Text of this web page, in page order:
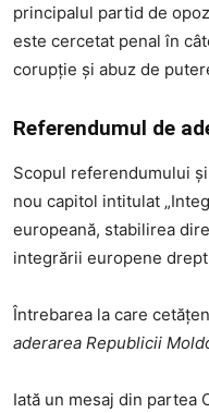
principalul partid de
este cercetat penal în
corupție și abuz de
Referendumul de
Scopul referendumului
nou capitol intitulat
europeană, stabilirea
integrării europene
Întrebarea la care
aderarea Republicii
Iată un mesaj din partea